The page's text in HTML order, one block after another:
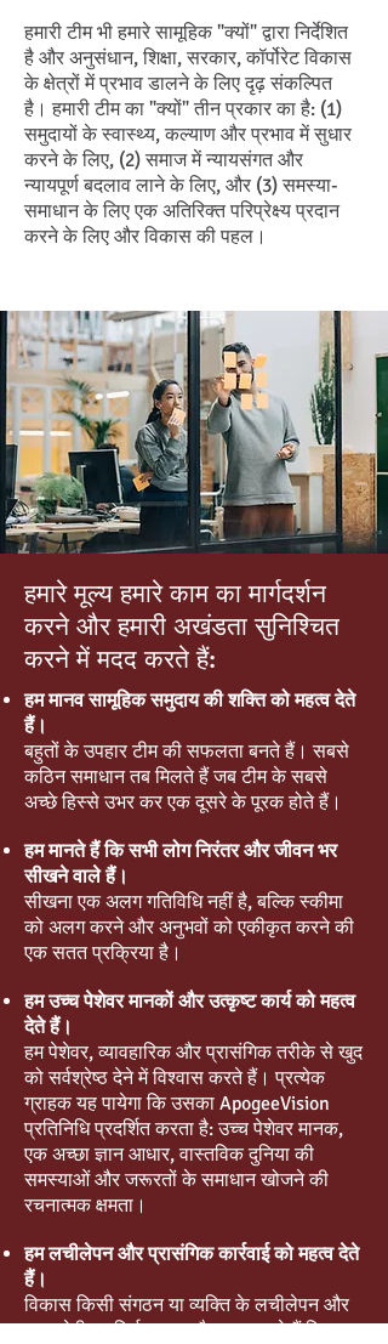
हमारी टीम भी हमारे सामूहिक "क्यों" द्वारा निर्देशित
है और अनुसंधान, शिक्षा, सरकार, कॉर्पोरेट विकास
के क्षेत्रों में प्रभाव डालने के लिए दृढ़ संकल्पित
है। हमारी टीम का "क्यों" तीन प्रकार का है: (1)
समुदायों के स्वास्थ्य, कल्याण और प्रभाव में सुधार
करने के लिए, (2) समाज में न्यायसंगत और
न्यायपूर्ण बदलाव लाने के लिए, और (3) समस्या-
समाधान के लिए एक अतिरिक्त परिप्रेक्ष्य प्रदान
करने के लिए और विकास की पहल।
हमारे मूल्य हमारे काम का मार्गदर्शन
करने और हमारी अखंडता सुनिश्चित
करने में मदद करते हैं:
हम मानव सामूहिक समुदाय की शक्ति को महत्व देते
हैं।
बहुतों के उपहार टीम की सफलता बनते हैं। सबसे
कठिन समाधान तब मिलते हैं जब टीम के सबसे
अच्छे हिस्से उभर कर एक दूसरे के पूरक होते हैं।
हम मानते हैं कि सभी लोग निरंतर और जीवन भर
सीखने वाले हैं।
सीखना एक अलग गतिविधि नहीं है, बल्कि स्कीमा
को अलग करने और अनुभवों को एकीकृत करने की
एक सतत प्रक्रिया है।
हम उच्च पेशेवर मानकों और उत्कृष्ट कार्य को महत्व
देते हैं।
हम पेशेवर, व्यावहारिक और प्रासंगिक तरीके से खुद
को सर्वश्रेष्ठ देने में विश्वास करते हैं। प्रत्येक
ग्राहक यह पायेगा कि उसका ApogeeVision
प्रतिनिधि प्रदर्शित करता है: उच्च पेशेवर मानक,
एक अच्छा ज्ञान आधार, वास्तविक दुनिया की
समस्याओं और जरूरतों के समाधान खोजने की
रचनात्मक क्षमता।
हम लचीलेपन और प्रासंगिक कार्रवाई को महत्व देते
हैं।
विकास किसी संगठन या व्यक्ति के लचीलेपन और
जवाबदेही पर निर्भर करता है। हम मानते हैं कि